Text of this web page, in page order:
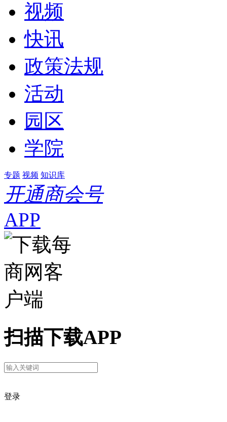
视频
快讯
政策法规
活动
园区
学院
专题 视频 知识库
开通商会号
APP
扫描下载APP
登录